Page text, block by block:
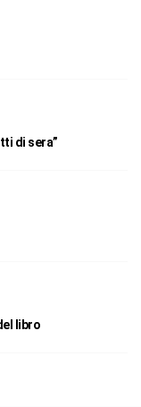
di sera”
libro